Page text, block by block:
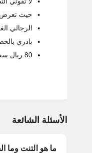
حيث تعرض تشكيلة
الرجالي
بادري
80 ريال سعودي لا غير بفضل التنزيلات الكبرى علي كريمات الوقاية من الشمس بنسبة تصل إلى 27%.
الأسئلة الشائعة
ما هو التنت وما